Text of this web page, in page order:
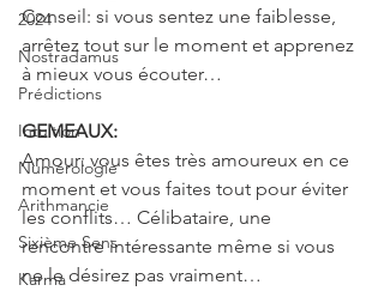
2024
Nostradamus
Prédictions
Intuition
Numérologie
Arithmancie
Sixième Sens
Karma
Conseil: si vous sentez une faiblesse,
arrêtez tout sur le moment et apprenez
à mieux vous écouter…
GEMEAUX:
Amour: vous êtes très amoureux en ce
moment et vous faites tout pour éviter
les conflits… Célibataire, une
rencontre intéressante même si vous
ne le désirez pas vraiment…